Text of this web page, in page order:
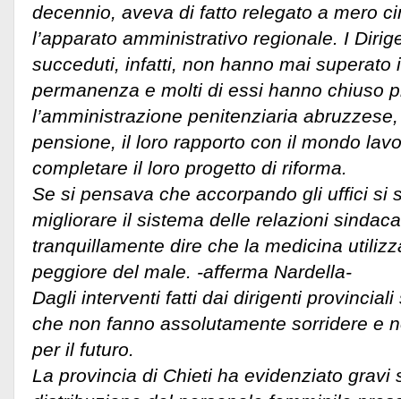
decennio, aveva di fatto relegato a mero
l’apparato amministrativo regionale. I
succeduti, infatti, non hanno mai superato
permanenza e molti di essi hanno chiuso
l’amministrazione penitenziaria
pensione, il loro rapporto con il mondo
completare il loro progetto di riforma.
Se si pensava che accorpando gli uffici si
migliorare il sistema delle relazioni
tranquillamente dire che la medicina
peggiore del male. -afferma Nardella-
Dagli interventi fatti dai dirigenti
che non fanno assolutamente sorridere e
per il futuro.
La provincia di Chieti ha evidenziato gravi